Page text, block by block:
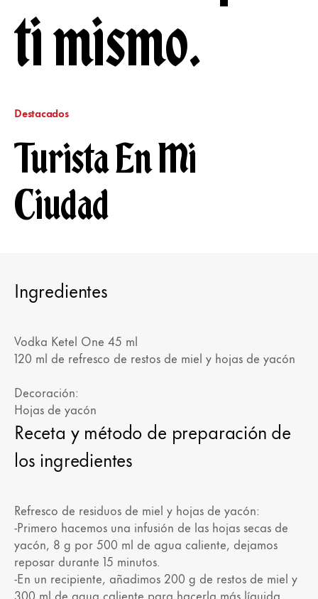
ti mismo.
Destacados
Turista En Mi
Ciudad
Ingredientes
Vodka Ketel One 45 ml
120 ml de refresco de restos de miel y hojas de yacón
Decoración:
Hojas de yacón
Receta y método de preparación de
los ingredientes
Refresco de residuos de miel y hojas de yacón:
-Primero hacemos una infusión de las hojas secas de
yacón, 8 g por 500 ml de agua caliente, dejamos
reposar durante 15 minutos.
-En un recipiente, añadimos 200 g de restos de miel y
300 ml de agua caliente para hacerla más líquida.